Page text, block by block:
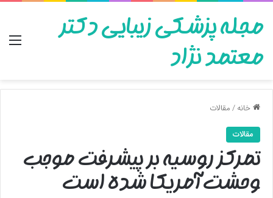
مجله پزشکی زیبایی دکتر
معتمد نژاد
خانه/مقالات
مقالات
تمرکز روسیه بر پیشرفت موجب
وحشت آمریکا شده است